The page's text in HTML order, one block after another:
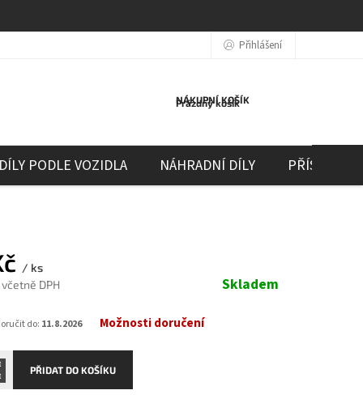
Přihlášení
NÁKUPNÍ KOŠÍK
Prázdný košík
DÍLY PODLE VOZIDLA NÁHRADNÍ DÍLY
/ ks
DPH
Skladem
do: 11.8.2026 Možnosti doručení
PŘIDAT DO KOŠÍKU